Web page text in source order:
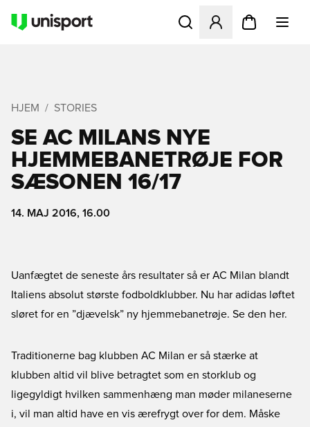
Åbner en Modal til at
HJEM STORIES
SE AC MILANS NYE
HJEMMEBANETRØJE FOR
SÆSONEN 16/17
14. MAJ 2016, 16.00
Uanfægtet de seneste års resultater så er AC Milan blandt
Italiens absolut største fodboldklubber. Nu har adidas løftet
sløret for en ”djævelsk” ny hjemmebanetrøje. Se den her.
Traditionerne bag klubben AC Milan er så stærke at
klubben altid vil blive betragtet som en storklub og
ligegyldigt hvilken sammenhæng man møder milaneserne
i, vil man altid have en vis ærefrygt over for dem. Måske